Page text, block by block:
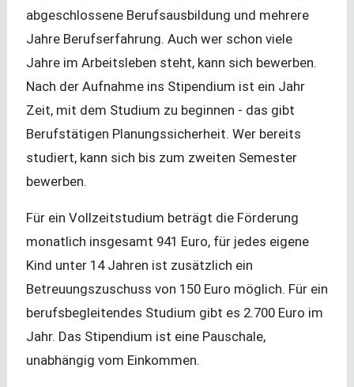
abgeschlossene Berufsausbildung und mehrere
Jahre Berufserfahrung. Auch wer schon viele
Jahre im Arbeitsleben steht, kann sich bewerben.
Nach der Aufnahme ins Stipendium ist ein Jahr
Zeit, mit dem Studium zu beginnen - das gibt
Berufstätigen Planungssicherheit. Wer bereits
studiert, kann sich bis zum zweiten Semester
bewerben.
Für ein Vollzeitstudium beträgt die Förderung
monatlich insgesamt 941 Euro, für jedes eigene
Kind unter 14 Jahren ist zusätzlich ein
Betreuungszuschuss von 150 Euro möglich. Für ein
berufsbegleitendes Studium gibt es 2.700 Euro im
Jahr. Das Stipendium ist eine Pauschale,
unabhängig vom Einkommen.